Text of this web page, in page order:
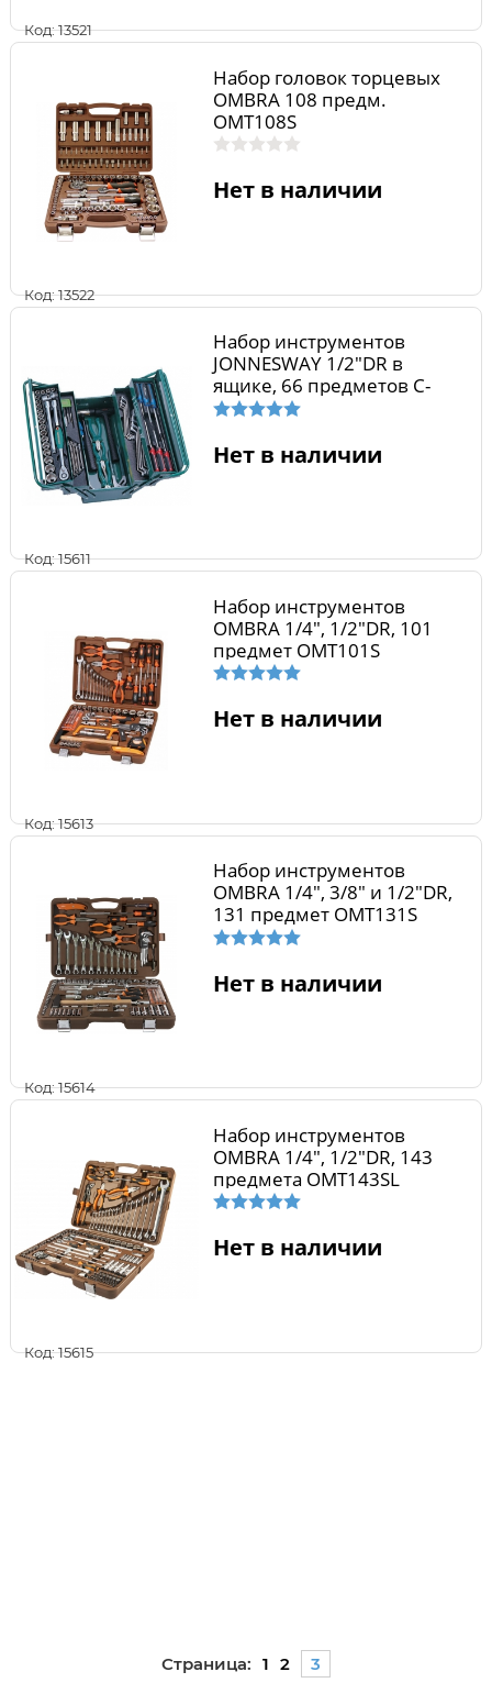
Код: 13521
Код: 13522
Набор головок торцевых
OMBRA 108 предм.
OMT108S
Нет в наличии
Код: 15611
Набор инструментов
JONNESWAY 1/2"DR в
ящике, 66 предметов C-
3DH203
Нет в наличии
Код: 15613
Набор инструментов
OMBRA 1/4", 1/2"DR, 101
предмет OMT101S
Нет в наличии
Код: 15614
Набор инструментов
OMBRA 1/4", 3/8" и 1/2"DR,
131 предмет OMT131S
Нет в наличии
Код: 15615
Набор инструментов
OMBRA 1/4", 1/2"DR, 143
предмета OMT143SL
Нет в наличии
Страница: 1 2 3